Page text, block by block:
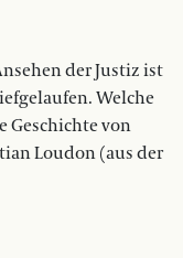
der Justiz ist
Welche
Geschichte von
Loudon (aus der